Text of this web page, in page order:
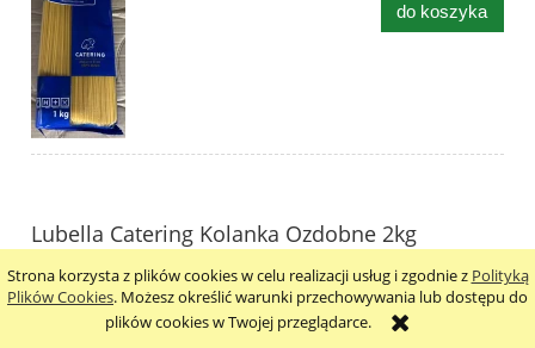
Strona korzysta z plików cookies w celu realizacji usług i zgodnie z Polityką
Plików Cookies. Możesz określić warunki przechowywania lub dostępu do
plików cookies w Twojej przeglądarce.
do koszyka
Lubella Catering Kolanka Ozdobne 2kg
30,99 zł
do koszyka